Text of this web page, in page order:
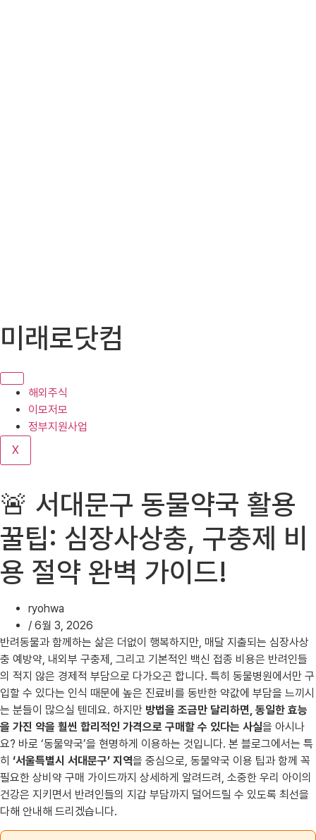
텐
로
기
미래로닷컴
해외주식
이모저모
정부지원사업
X
🚨 서대문구 동물약국 활용
꿀팁: 심장사상충, 구충제 비
용 절약 완벽 가이드!
ryohwa
/ 6월 3, 2026
반려동물과 함께하는 삶은 더없이 행복하지만, 매달 지출되는 심장사상
충 예방약, 내외부 구충제, 그리고 기본적인 백신 접종 비용은 반려인들
의 적지 않은 경제적 부담으로 다가오곤 합니다. 특히 동물병원에서만 구
입할 수 있다는 인식 때문에 높은 진료비를 동반한 약값에 부담을 느끼시
는 분들이 많으실 텐데요. 하지만 방법을 조금만 달리하면, 동일한 효능
을 가진 약을 훨씬 합리적인 가격으로 구매할 수 있다는 사실을 아시나
요? 바로 ‘동물약국’을 현명하게 이용하는 것입니다. 본 블로그에서는 특
히 ‘서울특별시 서대문구’ 지역을 중심으로, 동물약국 이용 팁과 함께 꼭
필요한 상비약 구매 가이드까지 상세하게 알려드려, 소중한 우리 아이의
건강은 지키면서 반려인들의 지갑 부담까지 덜어드릴 수 있도록 최선을
다해 안내해 드리겠습니다.